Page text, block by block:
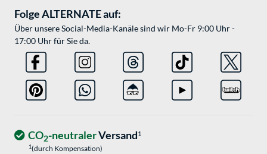
Folge ALTERNATE auf:
Über unsere Social-Media-Kanäle sind wir Mo-Fr 9:00 Uhr -
17:00 Uhr für Sie da.
CO2-neutralerVersand1
1(durch Kompensation)